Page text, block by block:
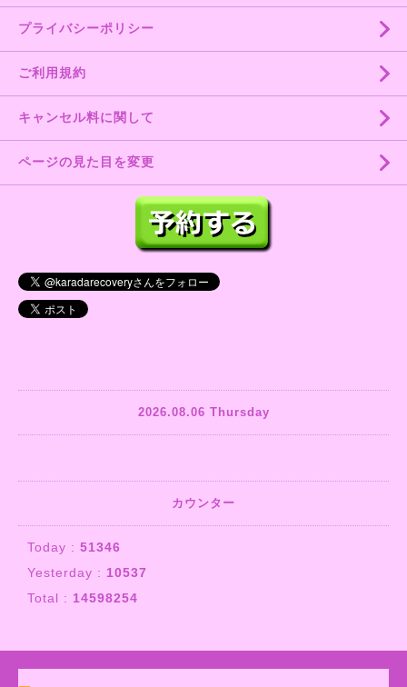
プライバシーポリシー
ご利用規約
キャンセル料に関して
ページの見た目を変更
2026.08.06 Thursday
カウンター
Today : 51346
Yesterday : 10537
Total : 14598254